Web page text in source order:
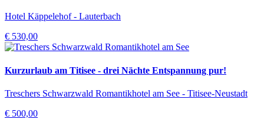
Hotel Käppelehof - Lauterbach
€ 530,00
Kurzurlaub am Titisee - drei Nächte Entspannung pur!
Treschers Schwarzwald Romantikhotel am See - Titisee-Neustadt
€ 500,00